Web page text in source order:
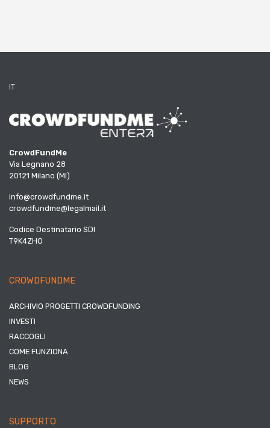
IT
CrowdFundMe
Via Legnano 28
20121 Milano (MI)
info@crowdfundme.it
crowdfundme@legalmail.it
Codice Destinatario SDI
T9K4ZHO
CROWDFUNDME
ARCHIVIO PROGETTI CROWDFUNDING
INVESTI
RACCOGLI
COME FUNZIONA
BLOG
NEWS
SUPPORTO